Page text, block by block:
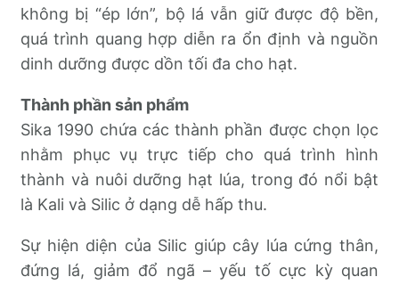
không bị “ép lớn”, bộ lá vẫn giữ được độ bền,
quá trình quang hợp diễn ra ổn định và nguồn
dinh dưỡng được dồn tối đa cho hạt.
Thành phần sản phẩm
Sika 1990 chứa các thành phần được chọn lọc
nhằm phục vụ trực tiếp cho quá trình hình
thành và nuôi dưỡng hạt lúa, trong đó nổi bật
là Kali và Silic ở dạng dễ hấp thu.
Sự hiện diện của Silic giúp cây lúa cứng thân,
đứng lá, giảm đổ ngã – yếu tố cực kỳ quan